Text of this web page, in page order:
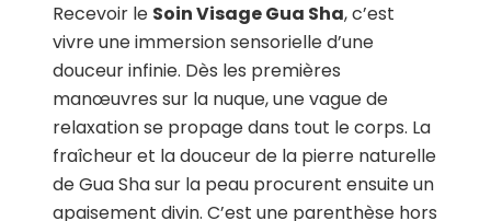
Recevoir le Soin Visage Gua Sha, c’est
vivre une immersion sensorielle d’une
douceur infinie. Dès les premières
manœuvres sur la nuque, une vague de
relaxation se propage dans tout le corps. La
fraîcheur et la douceur de la pierre naturelle
de Gua Sha sur la peau procurent ensuite un
apaisement divin. C’est une parenthèse hors